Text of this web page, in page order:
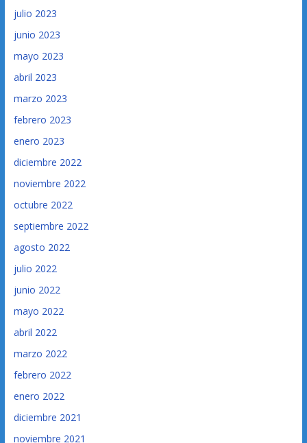
julio 2023
junio 2023
mayo 2023
abril 2023
marzo 2023
febrero 2023
enero 2023
diciembre 2022
noviembre 2022
octubre 2022
septiembre 2022
agosto 2022
julio 2022
junio 2022
mayo 2022
abril 2022
marzo 2022
febrero 2022
enero 2022
diciembre 2021
noviembre 2021